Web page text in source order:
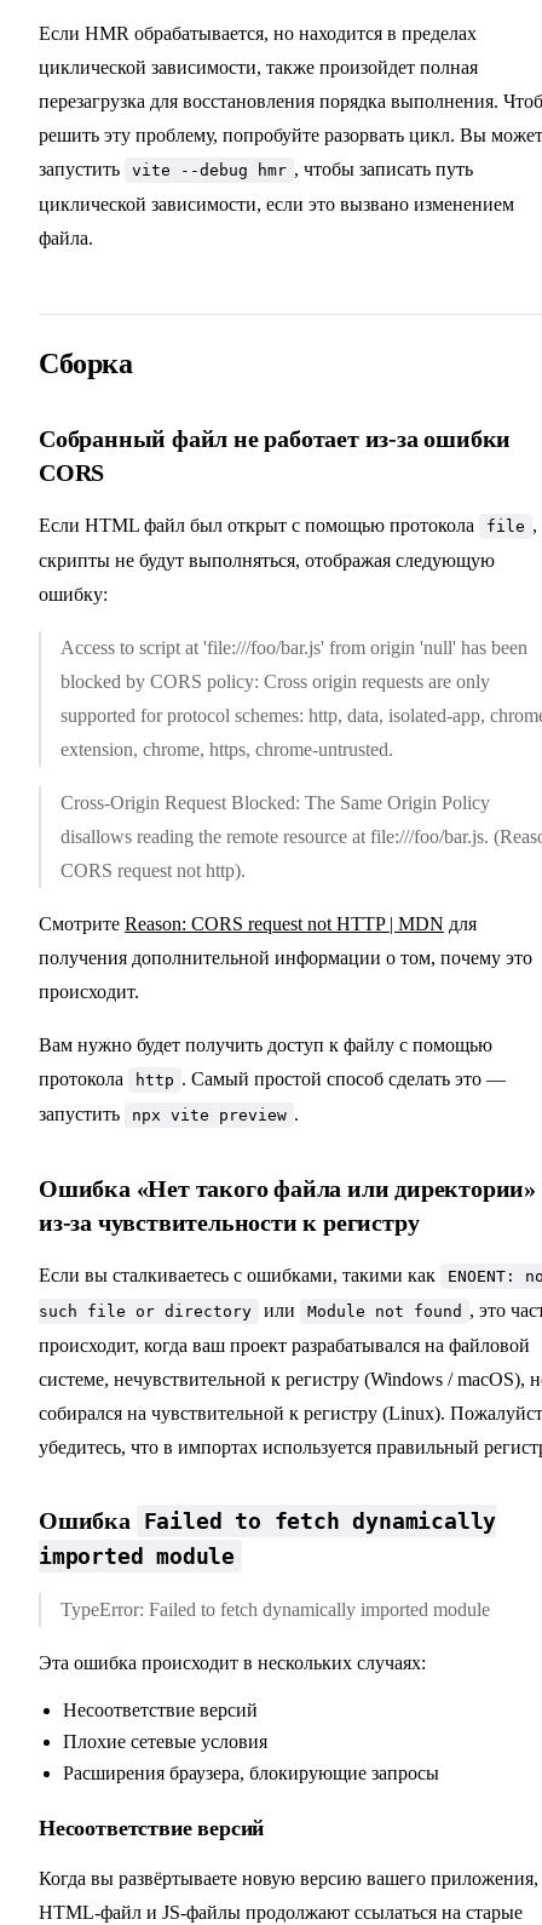
Если HMR обрабатывается, но находится в пределах
циклической зависимости, также произойдет полная
перезагрузка для восстановления порядка выполнения.
решить эту проблему, попробуйте разорвать цикл. Вы
запустить
vite --debug hmr , чтобы записать путь
циклической зависимости, если это вызвано изменением
файла.
Сборка
Собранный файл не работает из-за ошибки
CORS
Если HTML файл был открыт с помощью протокола file ,
скрипты не будут выполняться, отображая следующую
ошибку:
Access to script at 'file:///foo/bar.js' from origin 'null' has been
blocked by CORS policy: Cross origin requests are only
supported for protocol schemes: http, data, isolated-app,
extension, chrome, https, chrome-untrusted.
Cross-Origin Request Blocked: The Same Origin Policy
disallows reading the remote resource at file:///foo/bar.js.
CORS request not http).
Смотрите Reason: CORS request not HTTP | MDN для
получения дополнительной информации о том, почему это
происходит.
Вам нужно будет получить доступ к файлу с помощью
протокола
http . Самый простой способ сделать это —
запустить
npx vite preview .
Ошибка «Нет такого файла или директории»
из-за чувствительности к регистру
Если вы сталкиваетесь с ошибками, такими как
ENOENT:
such file or directory
или Module not found , это
происходит, когда ваш проект разрабатывался на файловой
системе, нечувствительной к регистру (Windows / macOS),
собирался на чувствительной к регистру (Linux).
убедитесь, что в импортах используется правильный
Ошибка
Failed to fetch dynamically
imported module
TypeError: Failed to fetch dynamically imported module
Эта ошибка происходит в нескольких случаях:
Несоответствие версий
Плохие сетевые условия
Расширения браузера, блокирующие запросы
Несоответствие версий
Когда вы развёртываете новую версию вашего приложения,
HTML-файл и JS-файлы продолжают ссылаться на старые